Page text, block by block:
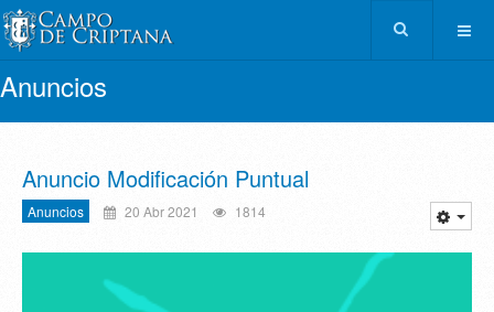
Anuncios
Anuncio Modificación Puntual
Anuncios 20 Abr 2021 1814